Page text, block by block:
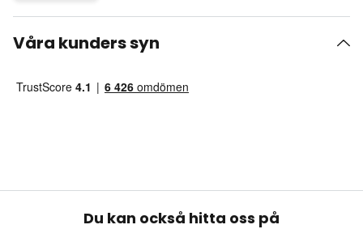
Våra kunders syn
Du kan också hitta oss på